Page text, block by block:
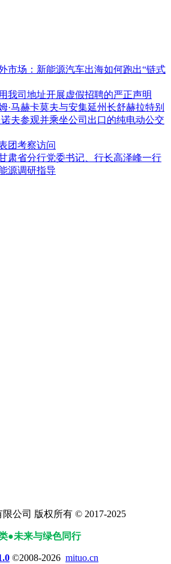
市场：新能源汽车出海如何跑出“链式
我司地址开展虚假招聘的严正声明
·马赫卡莫夫与安集延州长舒赫拉特别
夫参观并乘坐公司出口的纯电动公交
团考察访问
肃省分行党委书记、行长高泽峰一行
源调研指导
公司 版权所有 © 2017-2025
●未来与绿色同行
©2008-2026 mituo.cn